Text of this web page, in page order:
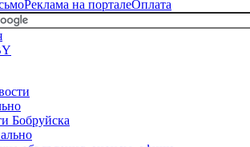
Реклама на порталеОплата
Бобруйска